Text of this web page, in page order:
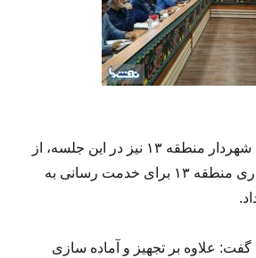
مرتضی رحمان زاده شهردار منطقه ۱۳ نیز در این جلسه، از
آمادگی کامل شهرداری منطقه ۱۳ برای خدمت رسانی به
علاوه بر تجهیز و آماده سازی